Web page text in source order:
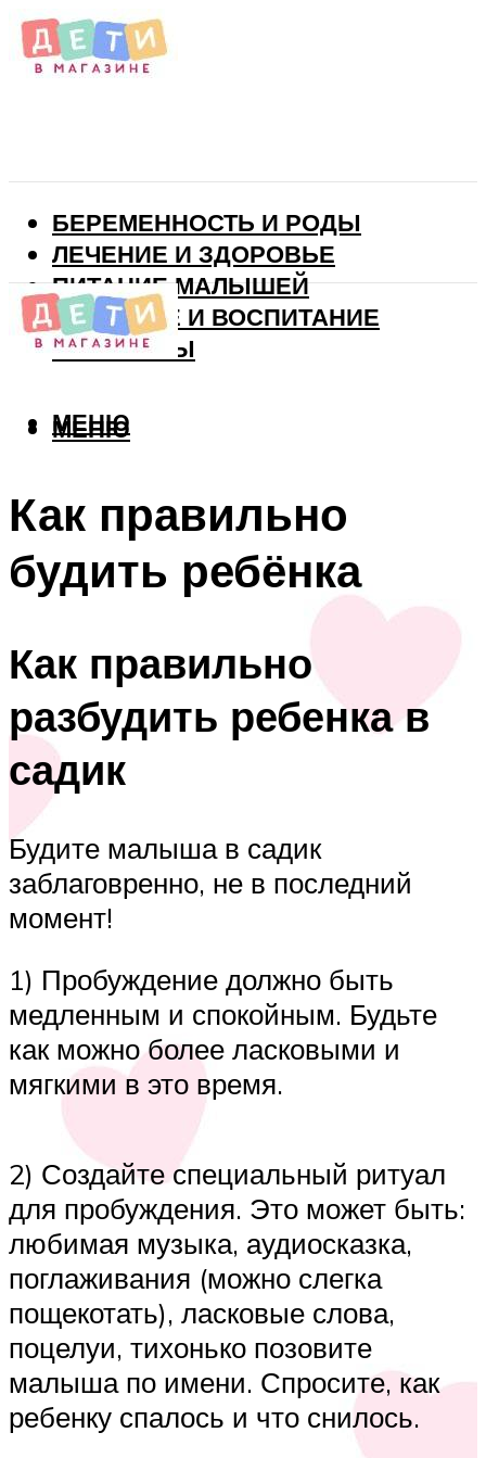
БЕРЕМЕННОСТЬ И РОДЫ
ЛЕЧЕНИЕ И ЗДОРОВЬЕ
ПИТАНИЕ МАЛЫШЕЙ
РАЗВИТИЕ И ВОСПИТАНИЕ
ВИТАМИНЫ
МЕНЮ
МЕНЮ
Как правильно
будить ребёнка
Как правильно
разбудить ребенка в
садик
Будите малыша в садик
заблаговренно, не в последний
момент!
1) Пробуждение должно быть
медленным и спокойным. Будьте
как можно более ласковыми и
мягкими в это время.
2) Создайте специальный ритуал
для пробуждения. Это может быть:
любимая музыка, аудиосказка,
поглаживания (можно слегка
пощекотать), ласковые слова,
поцелуи, тихонько позовите
малыша по имени. Спросите, как
ребенку спалось и что снилось.